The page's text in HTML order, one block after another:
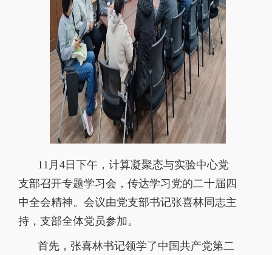
11 月4日下午，计算凝聚态与实验中心党
支部召开专题学习会，传达学习党的二十届四
中全会精神。会议由党支部书记张喜林同志主
持，支部全体党员参加。
首先，张喜林书记领学了中国共产党第二